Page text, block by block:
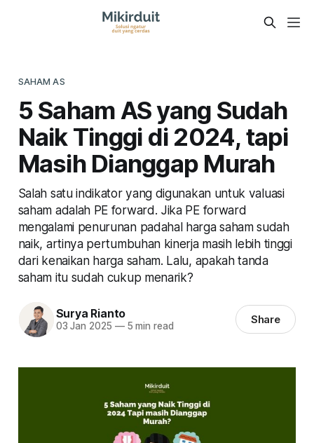
SAHAM AS
5 Saham AS yang Sudah
Naik Tinggi di 2024, tapi
Masih Dianggap Murah
Salah satu indikator yang digunakan untuk valuasi
saham adalah PE forward. Jika PE forward
mengalami penurunan padahal harga saham sudah
naik, artinya pertumbuhan kinerja masih lebih tinggi
dari kenaikan harga saham. Lalu, apakah tanda
saham itu sudah cukup menarik?
Surya Rianto
03 Jan 2025 —5 min read Share